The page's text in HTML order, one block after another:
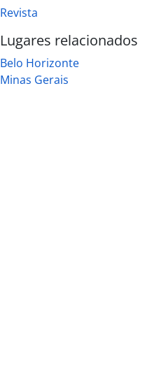
Revista
Lugares relacionados
Belo Horizonte
Minas Gerais